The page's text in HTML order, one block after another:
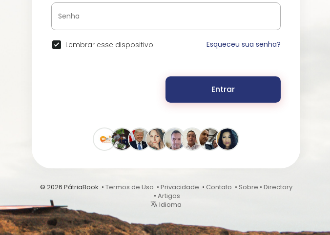
Lembrar esse dispositivo Esqueceu sua senha?
Entrar
© 2026 PátriaBook • Termos de Uso • Privacidade • Contato • Sobre • Directory
• Artigos
Idioma